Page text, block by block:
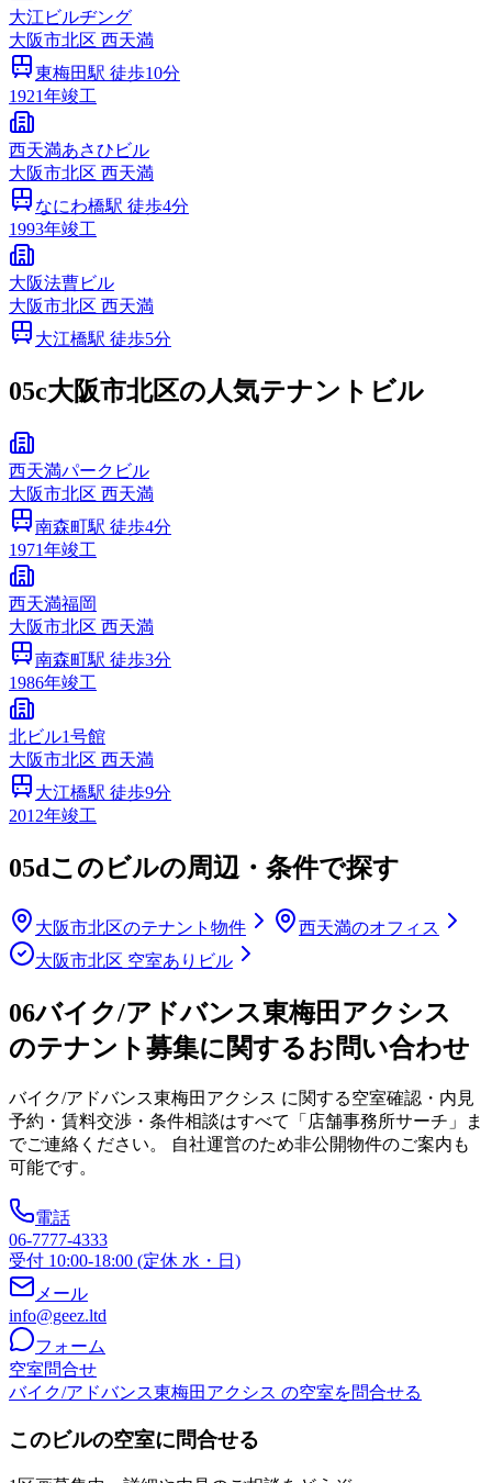
大江ビルヂング
大阪市北区 西天満
東梅田駅 徒歩10分
1921年竣工
西天満あさひビル
大阪市北区 西天満
なにわ橋駅 徒歩4分
1993年竣工
大阪法曹ビル
大阪市北区 西天満
大江橋駅 徒歩5分
05c大阪市北区の人気テナントビル
西天満パークビル
大阪市北区 西天満
南森町駅 徒歩4分
1971年竣工
西天満福岡
大阪市北区 西天満
南森町駅 徒歩3分
1986年竣工
北ビル1号館
大阪市北区 西天満
大江橋駅 徒歩9分
2012年竣工
05dこのビルの周辺・条件で探す
大阪市北区のテナント物件
西天満のオフィス
大阪市北区 空室ありビル
06バイク/アドバンス東梅田アクシス
のテナント募集に関するお問い合わせ
バイク/アドバンス東梅田アクシス に関する空室確認・内見
予約・賃料交渉・条件相談はすべて「店舗事務所サーチ」ま
でご連絡ください。 自社運営のため非公開物件のご案内も
可能です。
電話
06-7777-4333
受付 10:00-18:00 (定休 水・日)
メール
info@geez.ltd
フォーム
空室問合せ
バイク/アドバンス東梅田アクシス の空室を問合せる
このビルの空室に問合せる